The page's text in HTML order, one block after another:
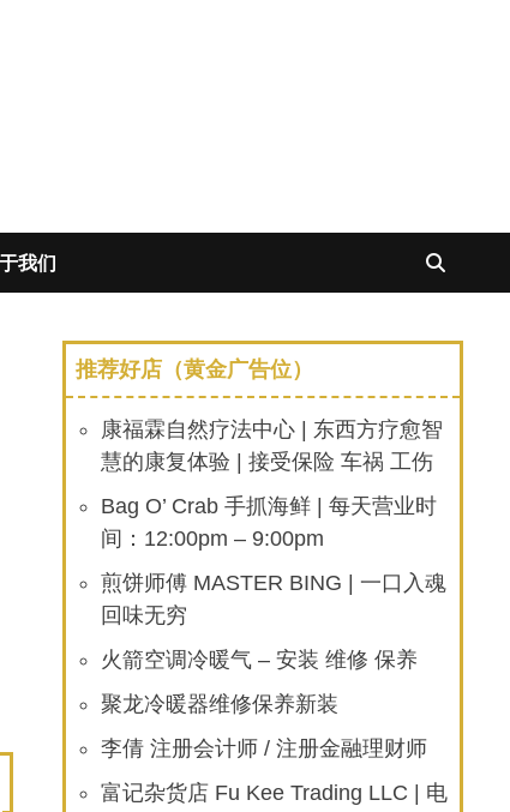
我们
推荐好店（黄金广告位）
康福霖自然疗法中心 | 东西方疗愈智
慧的康复体验 | 接受保险 车祸 工伤
Bag O’ Crab 手抓海鲜 | 每天营业时
间：12:00pm – 9:00pm
煎饼师傅 MASTER BING | 一口入魂
回味无穷
火箭空调冷暖气 – 安装 维修 保养
聚龙冷暖器维修保养新装
李倩 注册会计师 / 注册金融理财师
富记杂货店 Fu Kee Trading LLC | 电